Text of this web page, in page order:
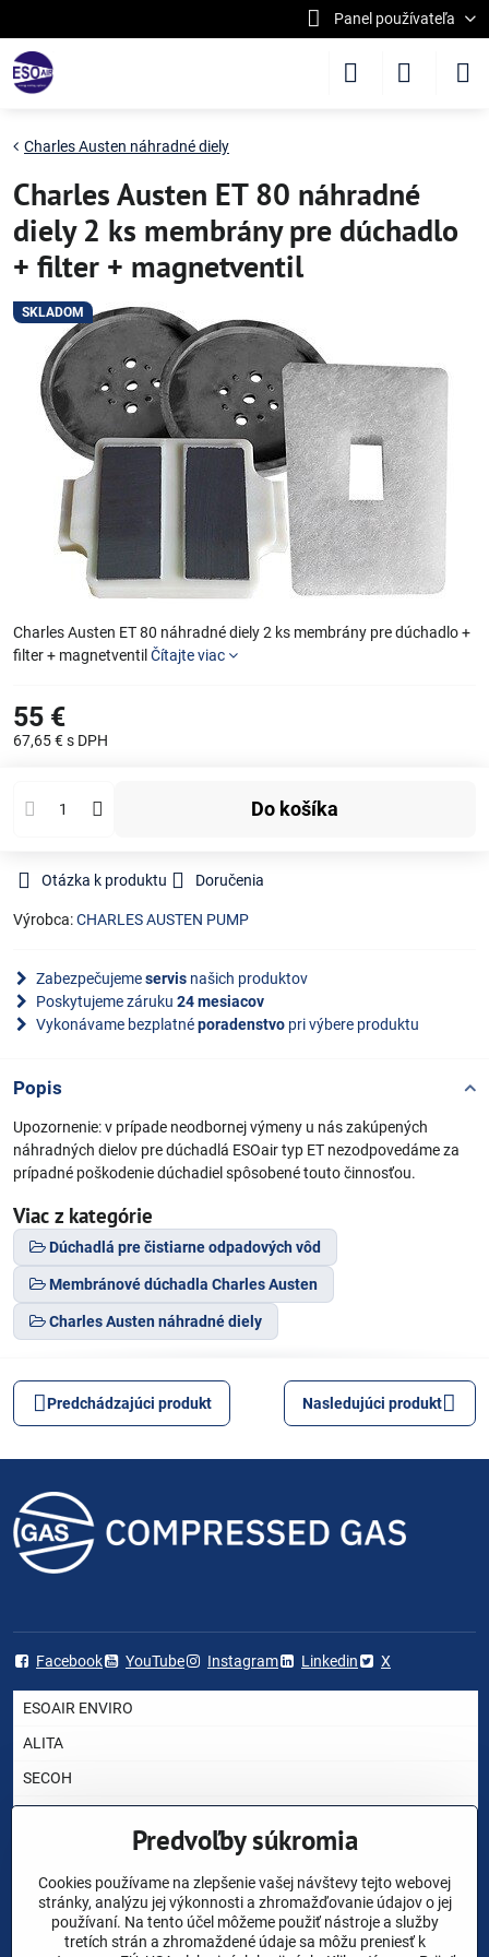
Panel používateľa
SKLADOM
Charles Austen náhradné diely
Charles Austen ET 80 náhradné
diely 2 ks membrány pre dúchadlo
+ filter + magnetventil
Charles Austen ET 80 náhradné diely 2 ks membrány pre dúchadlo +
filter + magnetventil Čítajte viac
55 €
67,65 €s DPH
Do košíka
Otázka k produktu Doručenia
Výrobca:CHARLES AUSTEN PUMP
Zabezpečujemeservis našich produktov
Poskytujeme záruku 24 mesiacov
Vykonávame bezplatnéporadenstvo pri výbere produktu
Popis
Upozornenie: v prípade neodbornej výmeny u nás zakúpených
náhradných dielov pre dúchadlá ESOair typ ET nezodpovedáme za
prípadné poškodenie dúchadiel spôsobené touto činnosťou.
Viac z kategórie
Dúchadlá pre čistiarne odpadových vôd
Membránové dúchadla Charles Austen
Charles Austen náhradné diely
Predchádzajúci produkt Nasledujúci produkt
Facebook YouTube Instagram Linkedin X
ESOAIR ENVIRO
ALITA
SECOH
YASUNAGA RIETSCHLE THOMAS
NITTO KOHKI
CHARLES AUSTEN
Predvoľby súkromia
Cookies používame na zlepšenie vašej návštevy tejto webovej
stránky, analýzu jej výkonnosti a zhromažďovanie údajov o jej
používaní. Na tento účel môžeme použiť nástroje a služby
tretích strán a zhromaždené údaje sa môžu preniesť k